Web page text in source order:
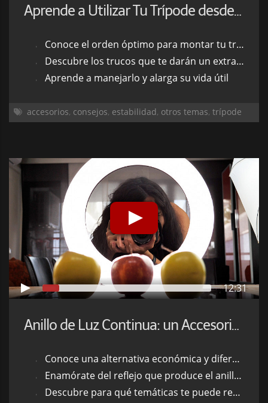
Aprende a Utilizar Tu Trípode desde Cero
Conoce el orden óptimo para montar tu trípode
Descubre los trucos que te darán un extra de estabilidad
Aprende a manejarlo y alarga su vida útil
accesorios, consejos, estabilidad, otros temas, trípode
12:31
Anillo de Luz Continua: un Accesorio de Iluminación Diferente
Conoce una alternativa económica y diferente para iluminar tus motivos fotográficos
Enamórate del reflejo que produce el anillo en los ojos de tus sujetos
Descubre para qué temáticas te puede resultar de gran utilidad